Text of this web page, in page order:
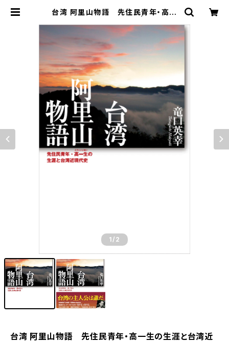
台湾 阿里山物語 先住民青年・高一
聞 オンラインブックストア
1 /2
台湾 阿里山物語 先住民青年・高一生の生涯と台湾近